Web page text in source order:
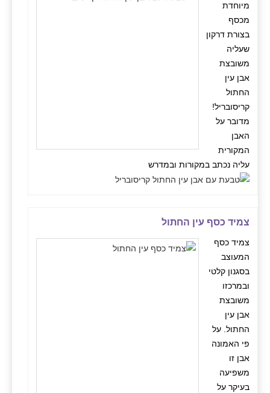
מיוחדת
מכסף
בצורת דרקון
שעליה
משובצת
אבן עין
החתול
קריסובריל!
מדובר על
האבן
המקורית
עליה נכתב במקורות ובמדרש
צמיד כסף עין החתול
צמיד כסף
המעוצב
בסגנון קלטי
ובמרכזו
משובצת
אבן עין
החתול. על
פי האמונה
אבן זו
משפיעה
בעיקר על